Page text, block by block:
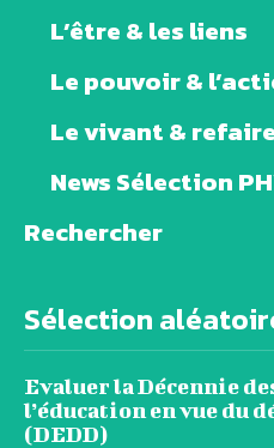
L’être & les liens
Le pouvoir &
Le vivant &
News Sélection
Rechercher
Sélection
Evaluer la Décennie
l’éducation en vue du
(DEDD)